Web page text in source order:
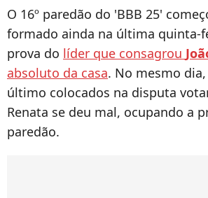
O 16º paredão do 'BBB 25'
formado ainda na última quinta-
prova do líder que consagrou
absoluto da casa. No mesmo
último colocados na disputa
Renata se deu mal, ocupando a
paredão.